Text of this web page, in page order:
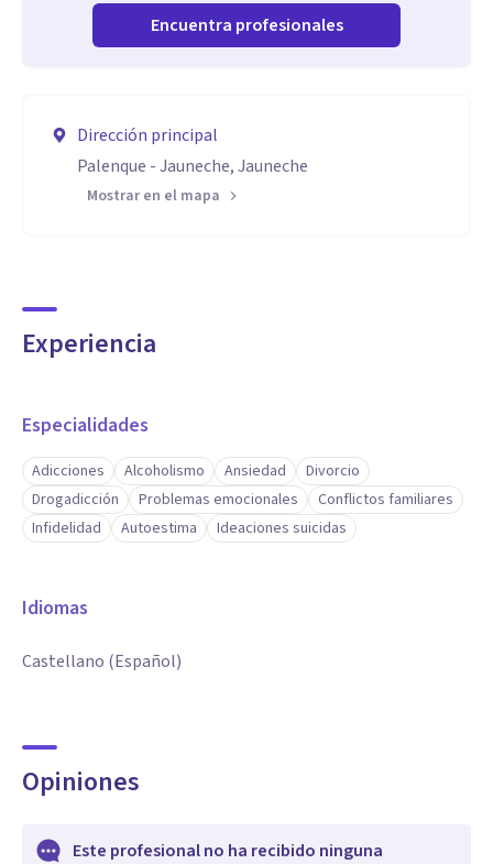
Encuentra profesionales
Dirección principal
Palenque - Jauneche, Jauneche
Mostrar en el mapa
Experiencia
Especialidades
Adicciones Alcoholismo Ansiedad
Divorcio
Drogadicción
Problemas emocionales
Conflictos familiares
Infidelidad
Autoestima Ideaciones suicidas
Idiomas
Castellano (Español)
Opiniones
Este profesional no ha recibido ninguna